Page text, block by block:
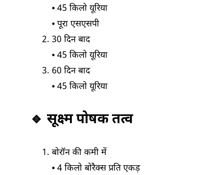
• 45 किलो यूरिया
• पूरा एसएसपी
30 दिन बाद
• 45 किलो यूरिया
60 दिन बाद
• 45 किलो यूरिया
🔹 सूक्ष्म पोषक तत्व
बोरॉन की कमी में
• 4 किलो बोरैक्स प्रति एकड़